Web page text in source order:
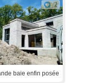
2
baie enfin posée